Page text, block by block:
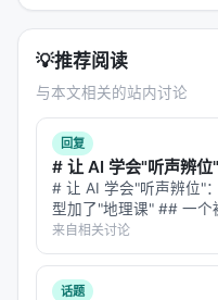
起来简单，做起来难如
本身就是伤害。化疗
切肿瘤，也在你身上开
公正（Justice）
患者的百万级新药，
哪个更值得？ICU的最
待名单怎么排？这些
案。但医生站在分配
公正裁决。
💡推荐阅读
与本文相关的站内讨论
回复
# 让 AI 学会"听声辨
# 让 AI 学会"听声辨位"
型加了"地理课" ## 一
是全球最大的公民科学
鸟叫声。每条录音都附
…
来自相关讨论
话题